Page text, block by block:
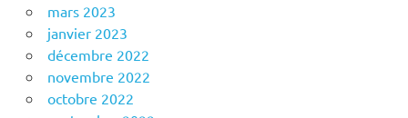
mars 2023
janvier 2023
décembre 2022
novembre 2022
octobre 2022